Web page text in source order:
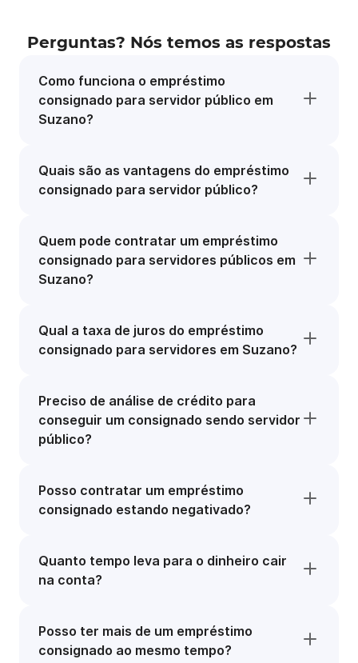
Perguntas? Nós temos as respostas
Como funciona o empréstimo
consignado para servidor público em
Suzano?
Quais são as vantagens do empréstimo
consignado para servidor público?
Quem pode contratar um empréstimo
consignado para servidores públicos em
Suzano?
Qual a taxa de juros do empréstimo
consignado para servidores em Suzano?
Preciso de análise de crédito para
conseguir um consignado sendo servidor
público?
Posso contratar um empréstimo
consignado estando negativado?
Quanto tempo leva para o dinheiro cair
na conta?
Posso ter mais de um empréstimo
consignado ao mesmo tempo?